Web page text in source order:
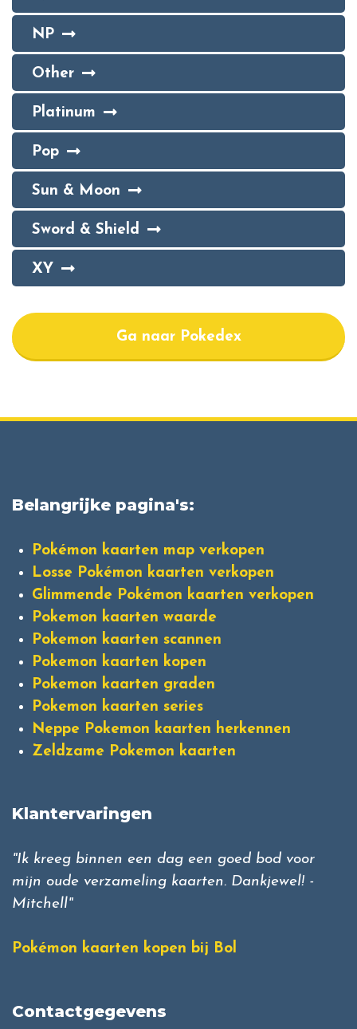
NP
Other
Platinum
Pop
Sun & Moon
Sword & Shield
XY
Ga naar Pokedex
Belangrijke pagina's:
Pokémon kaarten map verkopen
Losse Pokémon kaarten verkopen
Glimmende Pokémon kaarten verkopen
Pokemon kaarten waarde
Pokemon kaarten scannen
Pokemon kaarten kopen
Pokemon kaarten graden
Pokemon kaarten series
Neppe Pokemon kaarten herkennen
Zeldzame Pokemon kaarten
Klantervaringen
"Ik kreeg binnen een dag een goed bod voor
mijn oude verzameling kaarten. Dankjewel! -
Mitchell"
Pokémon kaarten kopen bij Bol
Contactgegevens